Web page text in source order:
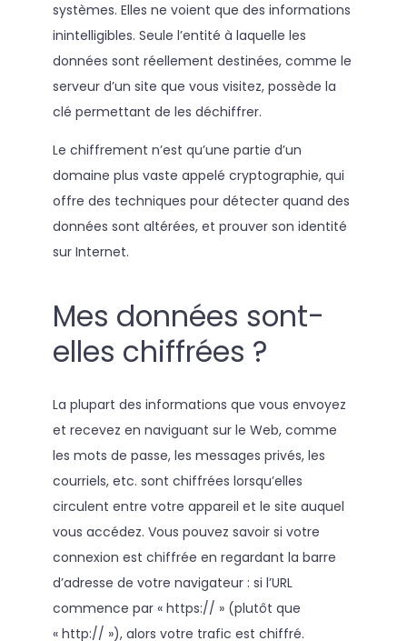
systèmes. Elles ne voient que des informations
inintelligibles. Seule l’entité à laquelle les
données sont réellement destinées, comme le
serveur d’un site que vous visitez, possède la
clé permettant de les déchiffrer.
Le chiffrement n’est qu’une partie d’un
domaine plus vaste appelé cryptographie, qui
offre des techniques pour détecter quand des
données sont altérées, et prouver son identité
sur Internet.
Mes données sont-
elles chiffrées ?
La plupart des informations que vous envoyez
et recevez en naviguant sur le Web, comme
les mots de passe, les messages privés, les
courriels, etc. sont chiffrées lorsqu’elles
circulent entre votre appareil et le site auquel
vous accédez. Vous pouvez savoir si votre
connexion est chiffrée en regardant la barre
d’adresse de votre navigateur : si l’URL
commence par « https:// » (plutôt que
« http:// »), alors votre trafic est chiffré.